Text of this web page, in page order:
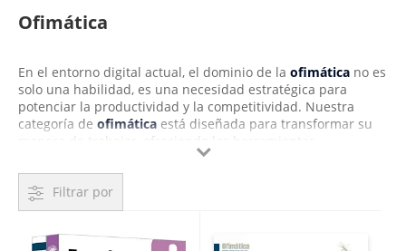
Ofimática
En el entorno digital actual, el dominio de la ofimática no es
solo una habilidad, es una necesidad estratégica para
potenciar la productividad y la competitividad. Nuestra
categoría de ofimática está diseñada para transformar su
manera de trabajar, ofreciendo las herramientas
y dominar cada aspecto del
software de oficina, desde las funcionalidades básicas hasta
las técnicas más avanzadas.
librosyvídeos que desglosan cada programa a nivel

Filtrar por